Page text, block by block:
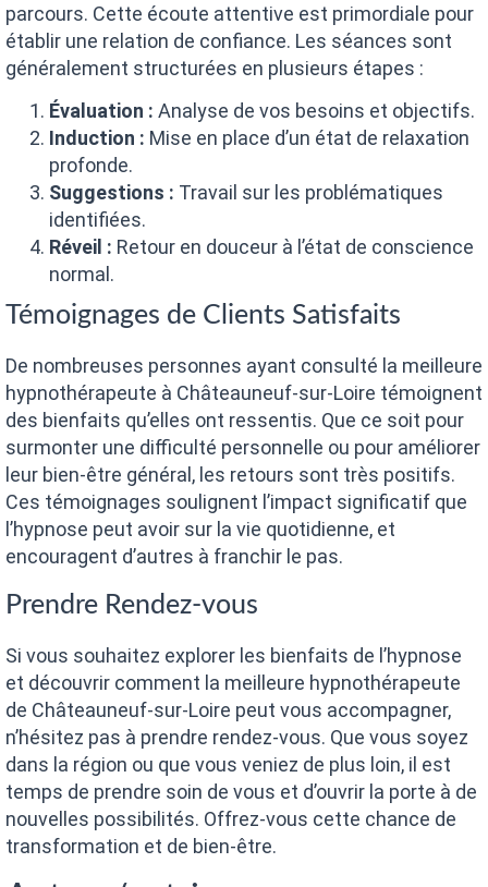
parcours. Cette écoute attentive est primordiale pour
établir une relation de confiance. Les séances sont
généralement structurées en plusieurs étapes :
Évaluation : Analyse de vos besoins et objectifs.
Induction : Mise en place d’un état de relaxation
profonde.
Suggestions : Travail sur les problématiques
identifiées.
Réveil : Retour en douceur à l’état de conscience
normal.
Témoignages de Clients Satisfaits
De nombreuses personnes ayant consulté la meilleure
hypnothérapeute à Châteauneuf-sur-Loire témoignent
des bienfaits qu’elles ont ressentis. Que ce soit pour
surmonter une difficulté personnelle ou pour améliorer
leur bien-être général, les retours sont très positifs.
Ces témoignages soulignent l’impact significatif que
l’hypnose peut avoir sur la vie quotidienne, et
encouragent d’autres à franchir le pas.
Prendre Rendez-vous
Si vous souhaitez explorer les bienfaits de l’hypnose
et découvrir comment la meilleure hypnothérapeute
de Châteauneuf-sur-Loire peut vous accompagner,
n’hésitez pas à prendre rendez-vous. Que vous soyez
dans la région ou que vous veniez de plus loin, il est
temps de prendre soin de vous et d’ouvrir la porte à de
nouvelles possibilités. Offrez-vous cette chance de
transformation et de bien-être.